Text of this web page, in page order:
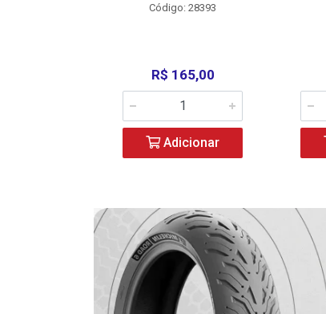
Código: 28393
R$ 165,00
Adicionar